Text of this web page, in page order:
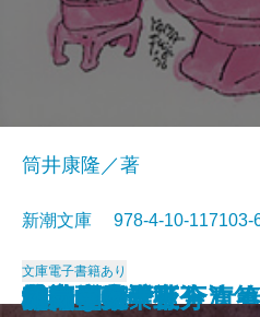
日本の伝説
城塞〔上〕
城塞〔中〕
城塞〔下〕
妖精配給会社
冬の鷹
幼き日のこと・青
栄光の岩壁〔上〕
栄光の岩壁〔下〕
狂気の沙汰も金次第
筒井康隆／著
新潮文庫 978-4-10-
文庫電子書籍あり
花神〔上〕
花神〔中〕
花神〔下〕
二百十日・野分
坑夫
文鳥・夢十夜
幸福な死
マイ国家
雄気堂々〔上〕
雄気堂々〔下〕